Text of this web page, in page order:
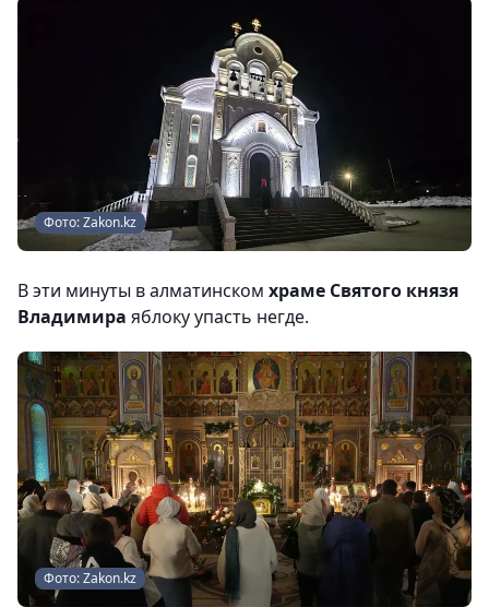
Фото: Zakon.kz
В эти минуты в алматинском храме Святого князя
Владимира яблоку упасть негде.
Фото: Zakon.kz